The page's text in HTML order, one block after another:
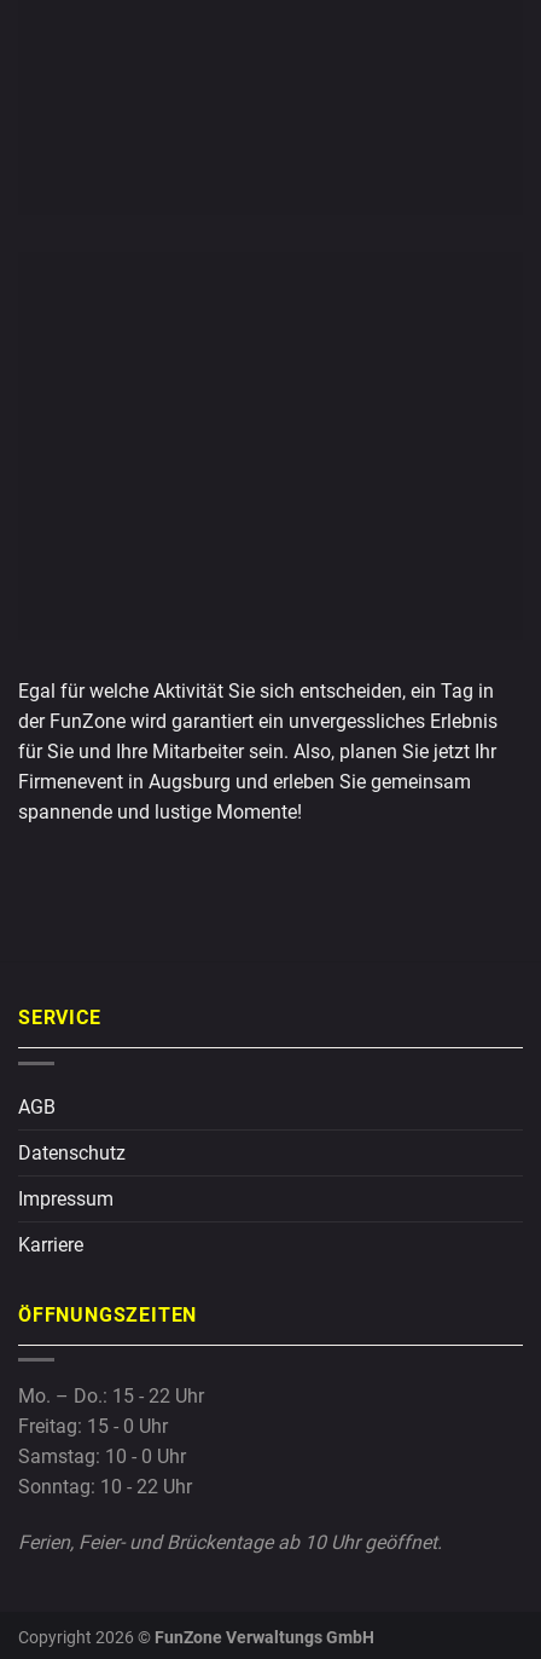
Egal für welche Aktivität Sie sich entscheiden, ein Tag in
der FunZone wird garantiert ein unvergessliches Erlebnis
für Sie und Ihre Mitarbeiter sein. Also, planen Sie jetzt Ihr
Firmenevent in Augsburg und erleben Sie gemeinsam
spannende und lustige Momente!
SERVICE
AGB
Datenschutz
Impressum
Karriere
ÖFFNUNGSZEITEN
Mo. – Do.: 15 - 22 Uhr
Freitag: 15 - 0 Uhr
Samstag: 10 - 0 Uhr
Sonntag: 10 - 22 Uhr
Ferien, Feier- und Brückentage ab 10 Uhr geöffnet.
Copyright 2026 © FunZone Verwaltungs GmbH